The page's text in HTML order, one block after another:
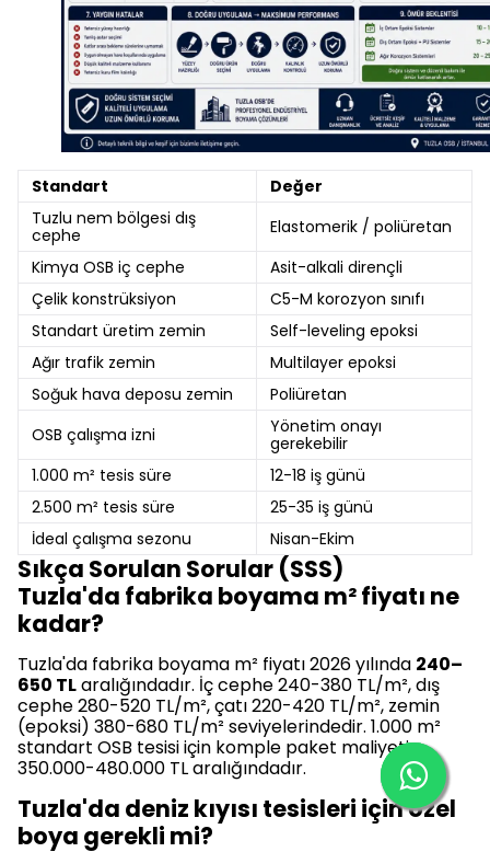
Standart
Değer
Tuzlu nem bölgesi dış
cephe
Elastomerik / poliüretan
Kimya OSB iç cephe
Asit-alkali dirençli
Çelik konstrüksiyon
C5-M korozyon sınıfı
Standart üretim zemin
Self-leveling epoksi
Ağır trafik zemin
Multilayer epoksi
Soğuk hava deposu zemin
Poliüretan
OSB çalışma izni
Yönetim onayı
gerekebilir
1.000 m² tesis süre
12-18 iş günü
2.500 m² tesis süre
25-35 iş günü
İdeal çalışma sezonu
Nisan-Ekim
Sıkça Sorulan Sorular (SSS)
Tuzla'da fabrika boyama m² fiyatı ne
kadar?
Tuzla'da fabrika boyama m² fiyatı 2026 yılında 240–
650 TLaralığındadır. İç cephe 240-380 TL/m², dış
cephe 280-520 TL/m², çatı 220-420 TL/m², zemin
(epoksi) 380-680 TL/m² seviyelerindedir. 1.000 m²
standart OSB tesisi için komple paket maliyeti
350.000-480.000 TL aralığındadır.
Tuzla'da deniz kıyısı tesisleri için özel
boya gerekli mi?